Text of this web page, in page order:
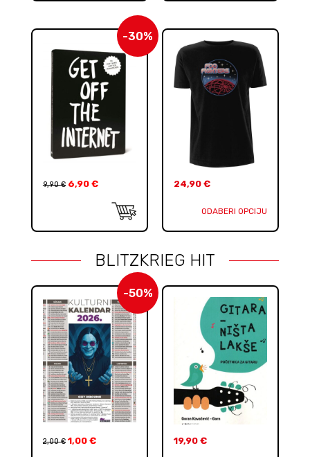
-30%
9,90€ 6,90 € 24,90 €
ODABERI OPCIJU
BLITZKRIEG HIT
-50%
2,00€ 1,00 € 19,90 €